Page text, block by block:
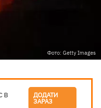
Фото: Getty Images
В ДОДАТИ
ЗАРАЗ